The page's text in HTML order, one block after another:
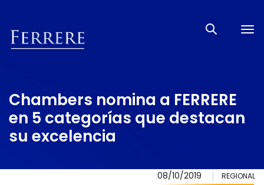
Chambers nomina a FERRERE
en 5 categorías que destacan
su excelencia
08/10/2019 REGIONAL